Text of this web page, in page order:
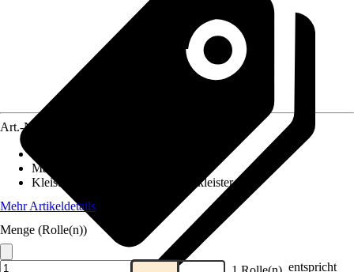
Art.-Nr.
Maße (BxH)
Kleisterempfehlung
Vliestapetenkleister
Mehr Artikeldetails
Menge (Rolle(n))
entspricht